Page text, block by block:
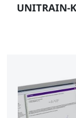
UNITRAIN-